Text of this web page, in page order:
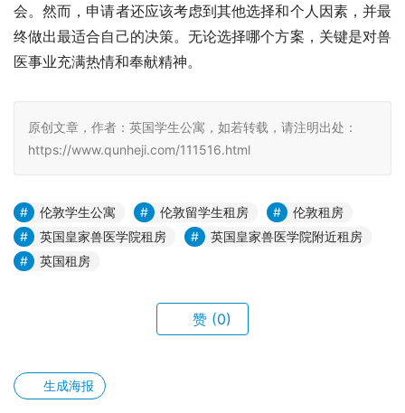
会。然而，申请者还应该考虑到其他选择和个人因素，并最
终做出最适合自己的决策。无论选择哪个方案，关键是对兽
医事业充满热情和奉献精神。
原创文章，作者：英国学生公寓，如若转载，请注明出处：
https://www.qunheji.com/111516.html
伦敦学生公寓 伦敦留学生租房
伦敦租房
英国皇家兽医学院租房
英国皇家兽医学院附近租房
英国租房
赞 (0)
生成海报